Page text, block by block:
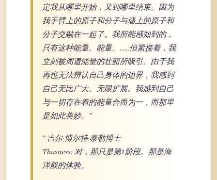
定我从哪里开始，又到哪里结束。因为
我手臂上的原子和分子与墙上的原子和
分子交融在一起了。我所能感知到的，
只有这种能量。能量。……但紧接着，我
立刻被周遭能量的壮丽所吸引。由于我
再也无法辨认自己身体的边界，我感到
自己无比广大、无限扩展。我感到自己
与一切存在着的能量合而为一，而那里
是如此美妙。"
* 吉尔·博尔特·泰勒博士
Thusness: 对，那只是第1阶段。那是海
洋般的体验。